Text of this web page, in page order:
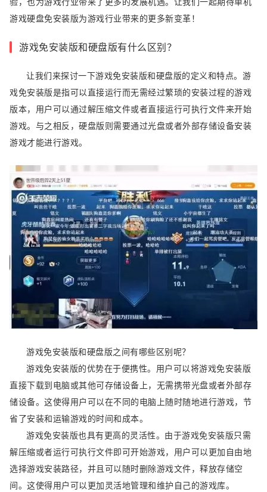
游戏硬盘免安装版为游戏行业带来的更多新变革！
游戏免安装版和硬盘版有什么区别？
让我们来探讨一下游戏免安装版和硬盘版的定义和特点。游
戏免安装版是指可以直接运行而无需经过繁琐的安装过程的游戏
版本，用户可以通过解压缩文件或者直接运行可执行文件来开始
游戏。与之相反，硬盘版则需要通过光盘或者外部存储设备安装
游戏才能进行游戏。
游戏免安装版和硬盘版之间有哪些区别呢？
游戏免安装版的优势在于便携性。用户可以将游戏免安装版
直接下载到电脑或其他可存储设备上，无需携带光盘或者外部存
储设备。这使得用户可以在不同的电脑上随时随地进行游戏，节
省了安装和运输游戏的时间和成本。
游戏免安装版也具有更高的灵活性。由于游戏免安装版只需
解压缩或者运行可执行文件即可开始游戏，用户可以更加自由地
选择游戏安装路径，并且可以随时删除游戏文件，释放存储空
间。这使得用户可以更加灵活地管理和维护自己的游戏库。